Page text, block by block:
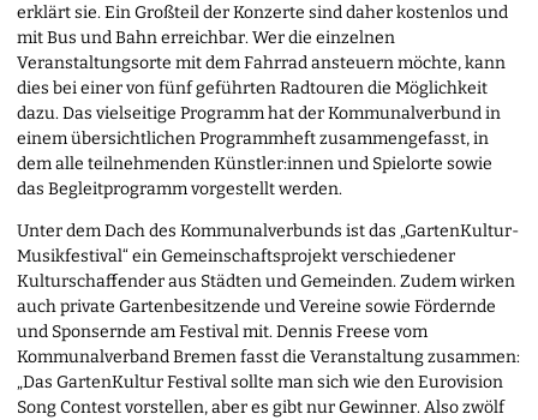
erklärt sie. Ein Großteil der Konzerte sind daher kostenlos und
mit Bus und Bahn erreichbar. Wer die einzelnen
Veranstaltungsorte mit dem Fahrrad ansteuern möchte, kann
dies bei einer von fünf geführten Radtouren die Möglichkeit
dazu. Das vielseitige Programm hat der Kommunalverbund in
einem übersichtlichen Programmheft zusammengefasst, in
dem alle teilnehmenden Künstler:innen und Spielorte sowie
das Begleitprogramm vorgestellt werden.
Unter dem Dach des Kommunalverbunds ist das „GartenKultur-
Musikfestival“ ein Gemeinschaftsprojekt verschiedener
Kulturschaffender aus Städten und Gemeinden. Zudem wirken
auch private Gartenbesitzende und Vereine sowie Fördernde
und Sponsernde am Festival mit. Dennis Freese vom
Kommunalverband Bremen fasst die Veranstaltung zusammen:
„Das GartenKultur Festival sollte man sich wie den Eurovision
Song Contest vorstellen, aber es gibt nur Gewinner. Also zwölf